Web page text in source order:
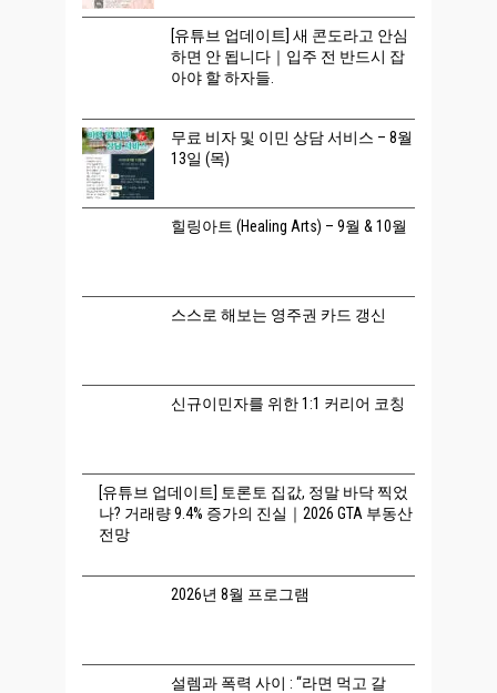
[유튜브 업데이트] 새 콘도라고 안심
하면 안 됩니다｜입주 전 반드시 잡
아야 할 하자들.
무료 비자 및 이민 상담 서비스 – 8월
13일 (목)
힐링아트 (Healing Arts) – 9월 & 10월
스스로 해보는 영주권 카드 갱신
신규이민자를 위한 1:1 커리어 코칭
[유튜브 업데이트] 토론토 집값, 정말 바닥 찍었
나? 거래량 9.4% 증가의 진실｜2026 GTA 부동산
전망
2026년 8월 프로그램
설렘과 폭력 사이 : “라면 먹고 갈